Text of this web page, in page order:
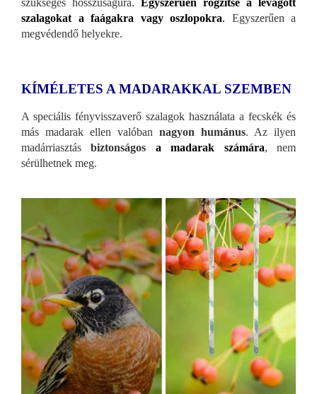
szalagokat a faágakra vagy oszlopokra. Egyszerűen a
megvédendő helyekre.
KÍMÉLETES A MADARAKKAL SZEMBEN
A speciális fényvisszaverő szalagok használata a fecskék és
más madarak ellen valóban nagyon humánus. Az ilyen
madárriasztásbiztonságos a madarak számára, nem
sérülhetnek meg.